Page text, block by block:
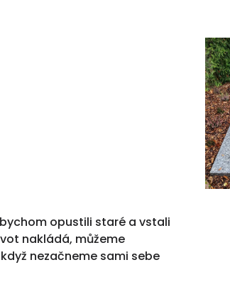
opustili staré a vstali
nakládá, můžeme
nezačneme sami sebe